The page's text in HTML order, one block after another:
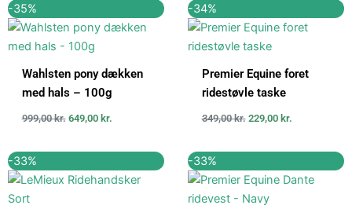
-35%
Wahlsten pony dækken
med hals – 100g
999,00kr.
oprindelige
pris
var:
649,00 kr.
aktuelle
pris
-34%
Premier Equine foret
ridestøvle taske
349,00kr.
oprindelige
pris
var:
229,00 kr.
aktuelle
pris
-33%
oprindelige
pris
aktuelle
pris
-33%
oprindelige
pris
var:
aktuelle
pris